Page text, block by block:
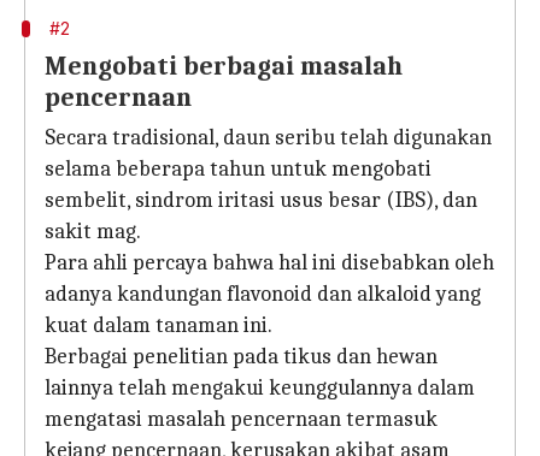
#2
Mengobati berbagai masalah
pencernaan
Secara tradisional, daun seribu telah digunakan
selama beberapa tahun untuk mengobati
sembelit, sindrom iritasi usus besar (IBS), dan
sakit mag.
Para ahli percaya bahwa hal ini disebabkan oleh
adanya kandungan flavonoid dan alkaloid yang
kuat dalam tanaman ini.
Berbagai penelitian pada tikus dan hewan
lainnya telah mengakui keunggulannya dalam
mengatasi masalah pencernaan termasuk
kejang pencernaan, kerusakan akibat asam